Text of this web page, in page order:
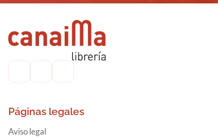
Páginas legales
Aviso legal